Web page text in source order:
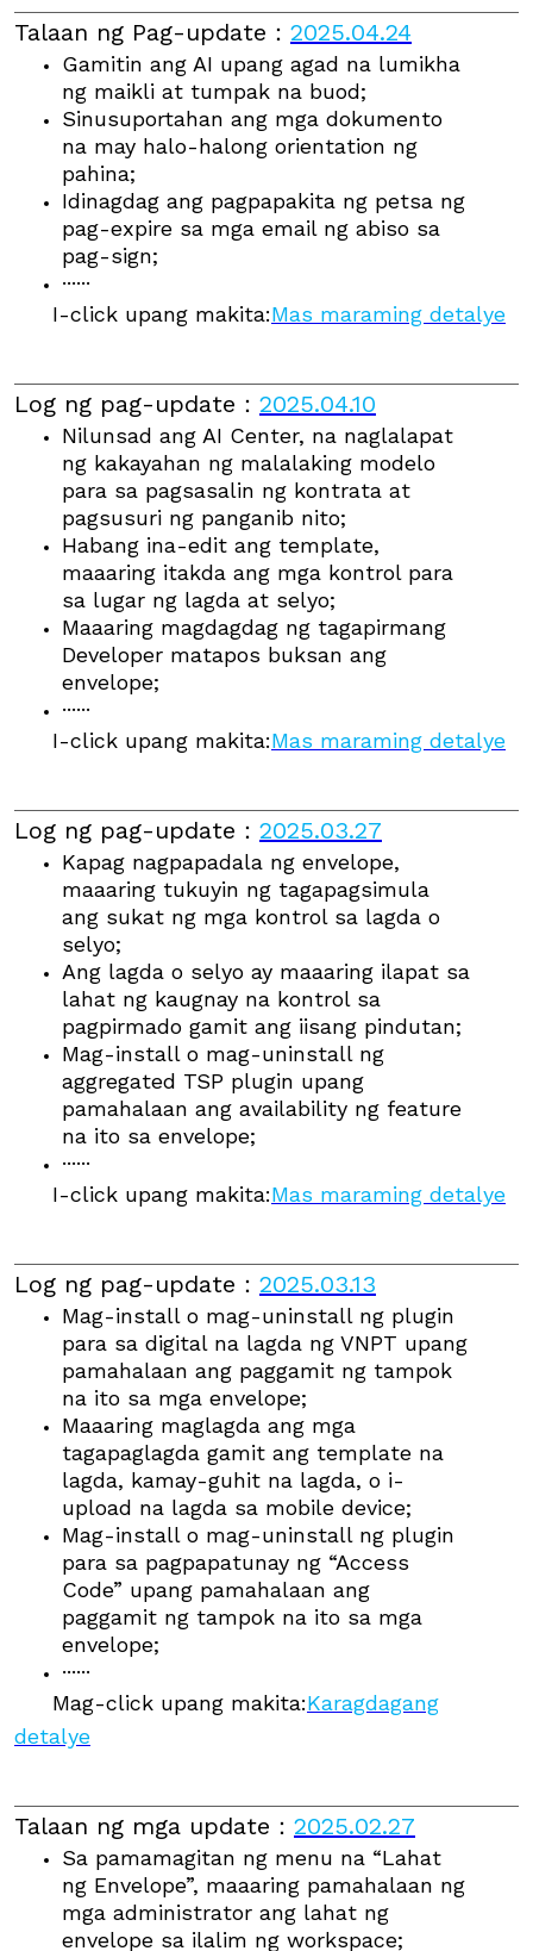
Talaan ng Pag-update ： 2025.04.24
Gamitin ang AI upang agad na lumikha
ng maikli at tumpak na buod;
Sinusuportahan ang mga dokumento
na may halo-halong orientation ng
pahina;
Idinagdag ang pagpapakita ng petsa ng
pag-expire sa mga email ng abiso sa
pag-sign;
······
I-click upang makita:Mas maraming detalye
Log ng pag-update ： 2025.04.10
Nilunsad ang AI Center, na naglalapat
ng kakayahan ng malalaking modelo
para sa pagsasalin ng kontrata at
pagsusuri ng panganib nito;
Habang ina-edit ang template,
maaaring itakda ang mga kontrol para
sa lugar ng lagda at selyo;
Maaaring magdagdag ng tagapirmang
Developer matapos buksan ang
envelope;
······
I-click upang makita:Mas maraming detalye
Log ng pag-update ： 2025.03.27
Kapag nagpapadala ng envelope,
maaaring tukuyin ng tagapagsimula
ang sukat ng mga kontrol sa lagda o
selyo;
Ang lagda o selyo ay maaaring ilapat sa
lahat ng kaugnay na kontrol sa
pagpirmado gamit ang iisang pindutan;
Mag-install o mag-uninstall ng
aggregated TSP plugin upang
pamahalaan ang availability ng feature
na ito sa envelope;
······
I-click upang makita:Mas maraming detalye
Log ng pag-update ： 2025.03.13
Mag-install o mag-uninstall ng plugin
para sa digital na lagda ng VNPT upang
pamahalaan ang paggamit ng tampok
na ito sa mga envelope;
Maaaring maglagda ang mga
tagapaglagda gamit ang template na
lagda, kamay-guhit na lagda, o i-
upload na lagda sa mobile device;
Mag-install o mag-uninstall ng plugin
para sa pagpapatunay ng “Access
Code” upang pamahalaan ang
paggamit ng tampok na ito sa mga
envelope;
······
Mag-click upang makita:Karagdagang
detalye
Talaan ng mga update ： 2025.02.27
Sa pamamagitan ng menu na “Lahat
ng Envelope”, maaaring pamahalaan ng
mga administrator ang lahat ng
envelope sa ilalim ng workspace;